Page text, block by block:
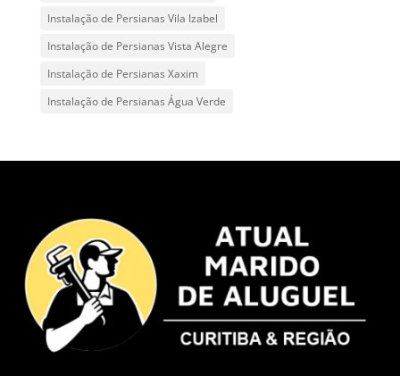
Instalação de Persianas Vila Izabel
Instalação de Persianas Vista Alegre
Instalação de Persianas Xaxim
Instalação de Persianas Água Verde